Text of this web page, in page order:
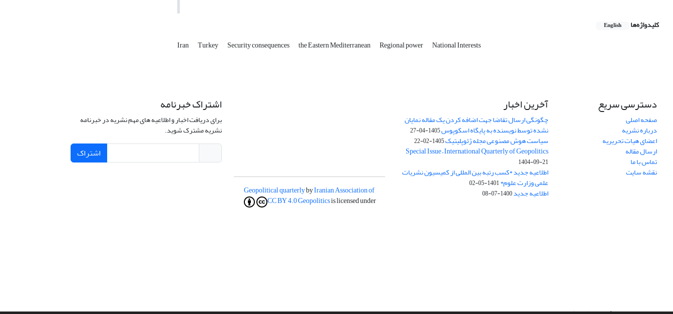
کلیدواژه‌ها English
Iran Turkey Security consequences the Eastern Mediterranean Regional power National Interests
دسترسی سریع
صفحه اصلی
درباره نشریه
اعضای هیات تحریریه
ارسال مقاله
تماس با ما
نقشه سایت
آخرین اخبار
چگونگی ارسال تقاضا جهت اضافه کردن یک مقاله نمایان
نشده توسط نویسنده به پایگاه اسکوپوس1405-04-27
سیاست هوش مصنوعی مجله ژئوپلیتیک1405-02-22
Special Issue – International Quarterly of Geopolitics
1404-09-21
اطلاعیه جدید *کسب رتبه بین المللی از کمیسیون نشریات
علمی وزارت علوم*1401-05-02
اطلاعیه جدید1400-07-08
Geopolitical quarterlybyIranian Association of
Geopoliticsis licensed under
CC BY 4.0
اشتراک خبرنامه
برای دریافت اخبار و اطلاعیه های مهم نشریه در خبرنامه
نشریه مشترک شوید.
اشتراک